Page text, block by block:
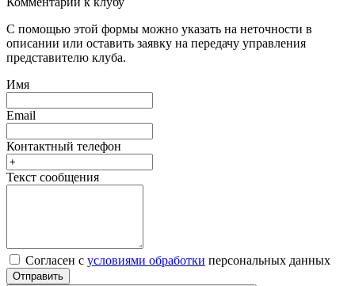
С помощью этой формы можно указать на неточности в
описании или оставить заявку на передачу управления
представителю клуба.
Имя
Email
Контактный телефон
Текст сообщения
Согласен с условиями обработки персональных данных
Отправить